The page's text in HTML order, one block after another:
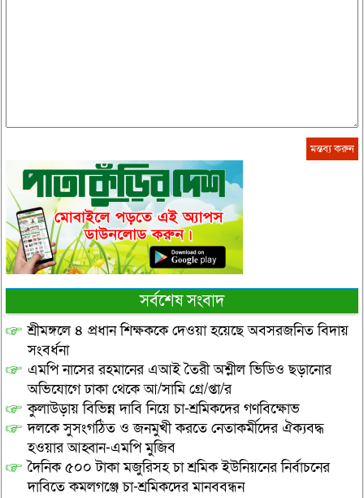
সর্বশেষ সংবাদ
শ্রীমঙ্গলে ৪ প্রধান শিক্ষককে দেওয়া হয়েছে অবসরজনিত বিদায়
সংবর্ধনা
এমপি নাসের রহমানের এআই তৈরী অশ্লীল ভিডিও ছড়ানোর
অভিযোগে ঢাকা থেকে আ/সামি গ্রে/প্তা/র
কুলাউড়ায় বিভিন্ন দাবি নিয়ে চা-শ্রমিকদের গণবিক্ষোভ
দলকে সুসংগঠিত ও জনমুখী করতে নেতাকর্মীদের ঐক্যবদ্ধ
হওয়ার আহ্বান-এমপি মুজিব
দৈনিক ৫০০ টাকা মজুরিসহ চা শ্রমিক ইউনিয়নের নির্বাচনের
দাবিতে কমলগঞ্জে চা-শ্রমিকদের মানববন্ধন